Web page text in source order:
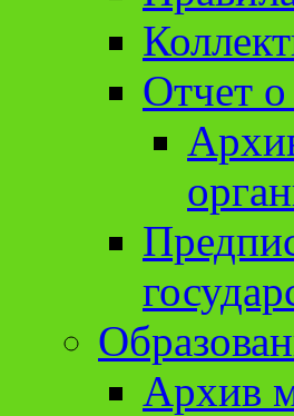
Отчет о
Архив